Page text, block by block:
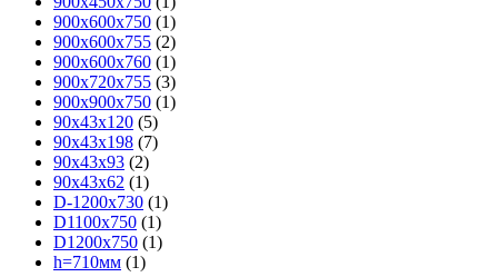
900х600х750 (1)
900х600х755 (2)
900х600х760 (1)
900х720х755 (3)
900х900х750 (1)
90x43x120 (5)
90x43x198 (7)
90x43x93 (2)
90х43х62 (1)
D-1200х730 (1)
D1100х750 (1)
D1200х750 (1)
h=710мм (1)